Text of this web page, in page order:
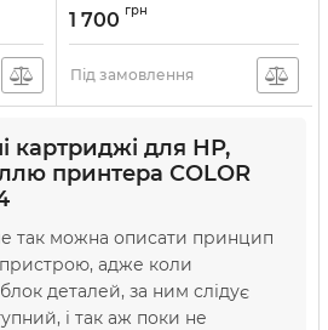
Артикул:
1 700 грн
Під замовлення
картриджі для НР,
принтера COLOR
так можна описати принцип
адже коли
деталей, за ним слідує
і так аж поки не